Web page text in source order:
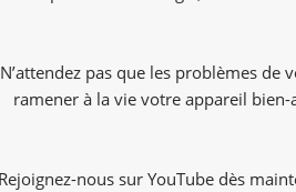
N’attendez pas que les problèmes de
ramener à la vie votre appareil
Rejoignez-nous sur YouTube dès